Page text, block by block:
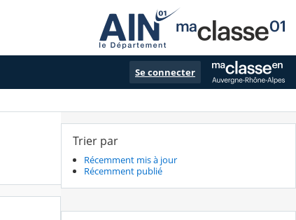
Se connecter
Trier par
Récemment mis à jour
Récemment publié